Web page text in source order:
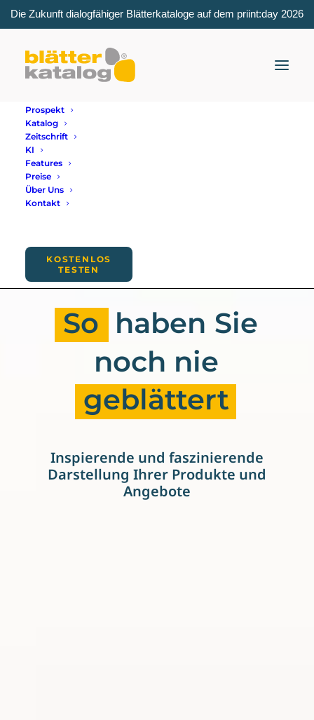
Die Zukunft dialogfähiger Blätterkataloge auf dem priint:day 2026
Prospekt
Katalog
Zeitschrift
KI
Features
Preise
Über Uns
Kontakt
KOSTENLOS
TESTEN
So haben Sie
noch nie
geblättert
Inspierende und faszinierende
Darstellung Ihrer Produkte und
Angebote